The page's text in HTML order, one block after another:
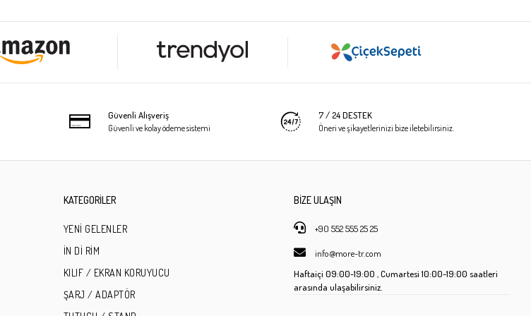
Güvenli Alışveriş
Güvenli ve kolay ödeme sistemi
7 / 24 DESTEK
Öneri ve şikayetlerinizi bize iletebilirsiniz.
KATEGORİLER
YENİ GELENLER
İN Dİ RİM
KILIF / EKRAN KORUYUCU
ŞARJ / ADAPTÖR
BİZE ULAŞIN
+90 552 555 25 25
info@more-tr.com
Haftaiçi 09:00-19:00 , Cumartesi10:00-19:00 saatleri
arasında ulaşabilirsiniz.